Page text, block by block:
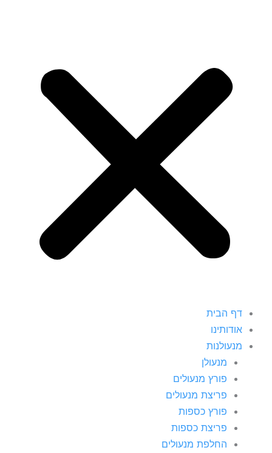
דף הבית
אודותינו
מנעולנות
מנעולן
פורץ מנעולים
פריצת מנעולים
פורץ כספות
פריצת כספות
החלפת מנעולים